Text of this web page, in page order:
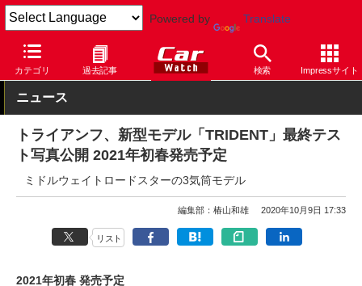
Powered by Translate
カテゴリ 過去記事 検索 Impressサイト
Car Watch モーターサイクル 海外メーカー
ニュース
トライアンフ、新型モデル「TRIDENT」最終テス
ト写真公開 2021年初春発売予定
ミドルウェイトロードスターの3気筒モデル
編集部：椿山和雄 2020年10月9日 17:33
リスト
2021年初春 発売予定